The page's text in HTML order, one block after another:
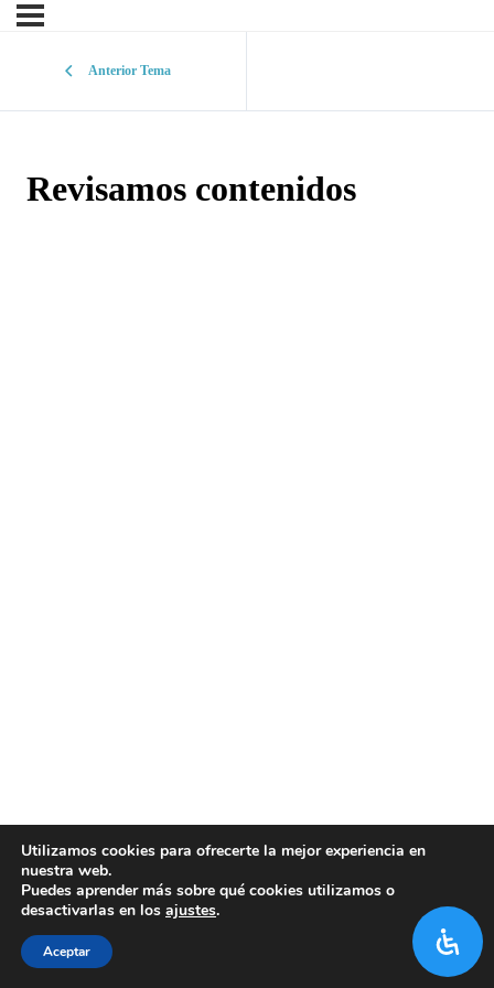
Anterior Tema
Revisamos contenidos
Utilizamos cookies para ofrecerte la mejor experiencia en
nuestra web.
Puedes aprender más sobre qué cookies utilizamos o
desactivarlas en los ajustes.
Aceptar